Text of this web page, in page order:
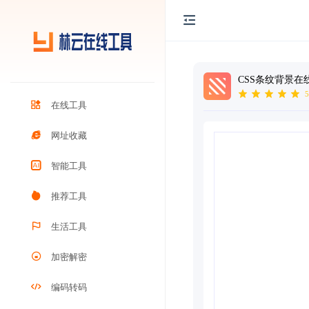
在线工具
网址收藏
智能工具
推荐工具
生活工具
加密解密
编码转码
CSS条纹背景在
5